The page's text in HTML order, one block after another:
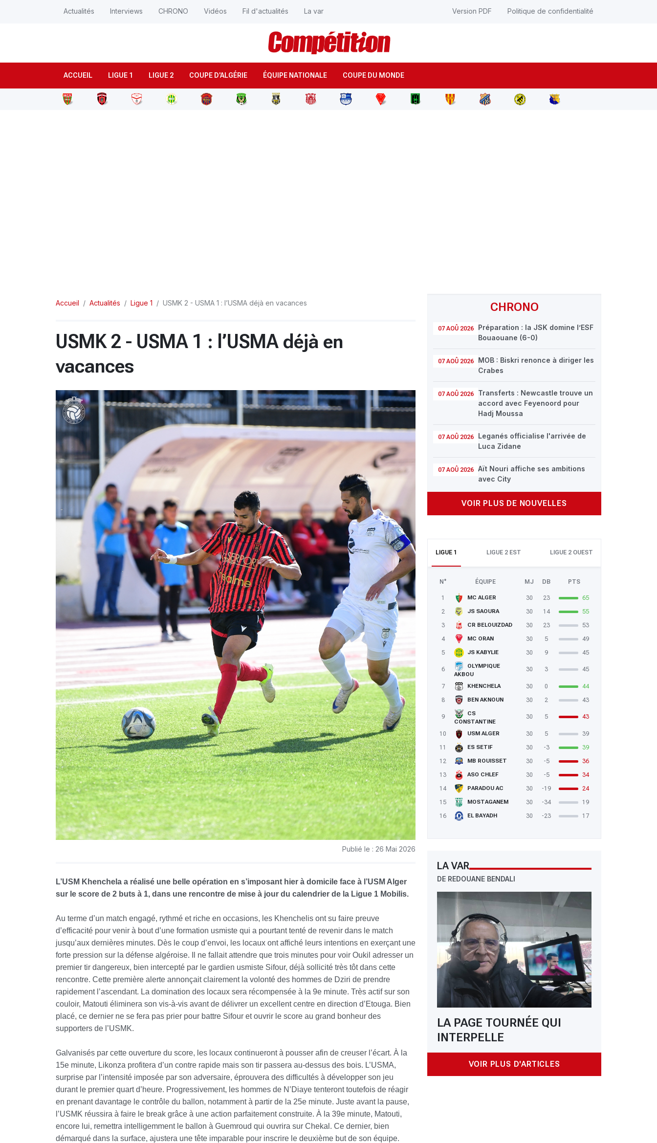
ACCUEIL LIGUE 1 LIGUE 2 COUPE D'ALGÉRIE ÉQUIPE NATIONALE COUPE DU MONDE
Actualités Interviews CHRONO Vidéos Fil d'actualités La var Version PDF Politique de confidentialité
CHRONO
07 AOÛ 2026
Préparation : la JSK domine l’ESF
Bouaouane (6-0)
07 AOÛ 2026
MOB : Biskri renonce à diriger les
Crabes
07 AOÛ 2026
Transferts : Newcastle trouve un
accord avec Feyenoord pour
Hadj Moussa
07 AOÛ 2026
Leganés officialise l'arrivée de
Luca Zidane
07 AOÛ 2026
Aït Nouri affiche ses ambitions
avec City
VOIR PLUS DE NOUVELLES
LIGUE 1 LIGUE 2 EST LIGUE 2 OUEST
N° ÉQUIPE MJ DB PTS
1 MC ALGER 30 23
65
2
JS SAOURA 30 14
55
3
CR BELOUIZDAD 30 23
53
4
MC ORAN 30 5
49
5
JS KABYLIE 30 9 45
6
OLYMPIQUE
AKBOU
30 3 45
7 KHENCHELA 30 0
44
8
BEN AKNOUN 30 2 43
9
CS
CONSTANTINE
30 5 43
10 USM ALGER 30 5
39
11
ES SETIF 30 -3
39
12
MB ROUISSET 30 -5
36
13
ASO CHLEF 30 -5
34
14
PARADOU AC 30 -19
24
15
MOSTAGANEM 30 -34
19
16
EL BAYADH 30 -23 17
LA VAR
DE REDOUANE BENDALI
LA PAGE TOURNÉE QUI
INTERPELLE
VOIR PLUS D'ARTICLES
Accueil Actualités Ligue 1 USMK 2 - USMA 1 : l’USMA déjà en vacances
USMK 2 - USMA 1 : l’USMA déjà en
vacances
Publié le : 26 Mai 2026
L’USM Khenchela a réalisé une belle opération en s’imposant hier à domicile face à l’USM Alger
sur le score de 2 buts à 1, dans une rencontre de mise à jour du calendrier de la Ligue 1 Mobilis.
Au terme d’un match engagé, rythmé et riche en occasions, les Khenchelis ont su faire preuve
d’efficacité pour venir à bout d’une formation usmiste qui a pourtant tenté de revenir dans le match
jusqu’aux dernières minutes. Dès le coup d’envoi, les locaux ont affiché leurs intentions en exerçant une
forte pression sur la défense algéroise. Il ne fallait attendre que trois minutes pour voir Oukil adresser un
premier tir dangereux, bien intercepté par le gardien usmiste Sifour, déjà sollicité très tôt dans cette
rencontre. Cette première alerte annonçait clairement la volonté des hommes de Dziri de prendre
rapidement l’ascendant. La domination des locaux sera récompensée à la 9e minute. Très actif sur son
couloir, Matouti éliminera son vis-à-vis avant de délivrer un excellent centre en direction d’Etouga. Bien
placé, ce dernier ne se fera pas prier pour battre Sifour et ouvrir le score au grand bonheur des
supporters de l’USMK.
Galvanisés par cette ouverture du score, les locaux continueront à pousser afin de creuser l’écart. À la
15e minute, Likonza profitera d’un contre rapide mais son tir passera au-dessus des bois. L’USMA,
surprise par l’intensité imposée par son adversaire, éprouvera des difficultés à développer son jeu
durant le premier quart d’heure. Progressivement, les hommes de N’Diaye tenteront toutefois de réagir
en prenant davantage le contrôle du ballon, notamment à partir de la 25e minute. Juste avant la pause,
l’USMK réussira à faire le break grâce à une action parfaitement construite. À la 39e minute, Matouti,
encore lui, remettra intelligemment le ballon à Guemroud qui ouvrira sur Chekal. Ce dernier, bien
démarqué dans la surface, ajustera une tête imparable pour inscrire le deuxième but de son équipe.